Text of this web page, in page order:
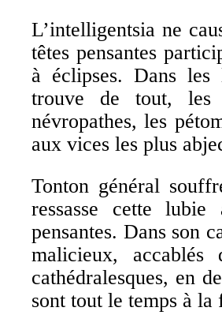
L’intelligentsia ne
têtes pensantes
à éclipses. Dans
trouve de tout, les
névropathes, les
aux vices les plus
Tonton général
ressasse cette
pensantes. Dans son
malicieux, accablés
cathédralesques, en
sont tout le temps à la